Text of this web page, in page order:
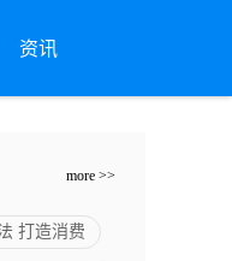
资讯
more >>
打造消费